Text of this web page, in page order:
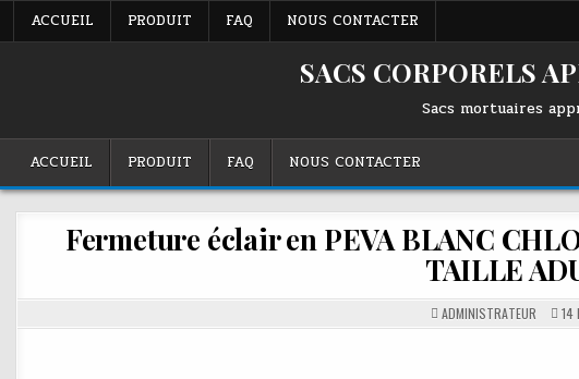
ACCUEIL PRODUIT FAQ NOUS CONTACTER
SACS CORPORELS
Sacs mortuaires
ACCUEIL PRODUIT FAQ NOUS CONTACTER
Fermeture éclair en PEVA BLANC
TAILLE
ADMINISTRATEUR 14